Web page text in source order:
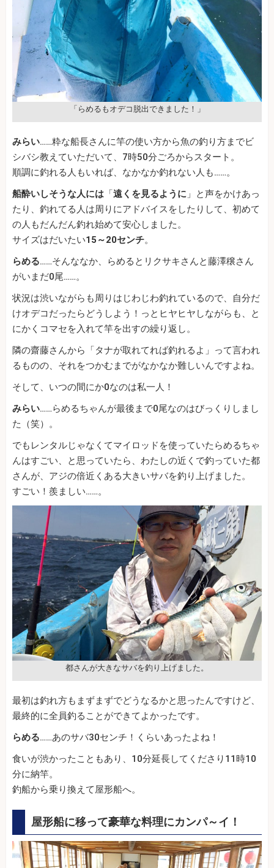
「らめるもオデコ脱出できました！」
みらい……粋な船長さんに竿の使い方から魚の釣り方までビ
シバシ教えていただいて、7時50分ごろからスタート。
順調に釣れる人もいれば、なかなか釣れない人も……。
船酔いしそうな人には 「遠くを見るように 」と声をかけあっ
たり、釣れてる人は周りにアドバイスをしたりして、初めて
の人もだんだん釣れ始めて安心しました。
サイズはだいたい15～20センチ。
らめる……そんななか、らめるとリクサキさんと藤澤穣さん
がいまだ0尾……。
状況は渋いながらも周りはじわじわ釣れているので、自分だ
けオデコだったらどうしよう！っとヒヤヒヤしながらも、と
にかくコマセを入れて竿を出すの繰り返し。
隣の齋藤さんから「タナが取れてれば釣れるよ」って言われ
るものの、それをつかむまでがなかなか難しいんですよね。
そして、いつの間にか0なのは私一人！
みらい……らめるちゃんが最後まで0尾なのはびっくりしまし
た（笑）。
でもレンタルじゃなくてマイロッドを使っていたらめるちゃ
んはすごい、と思っていたら、わたしの近くで釣っていた都
さんが、アジの倍近くある大きいサバを釣り上げました。
すごい！羨ましい……。
都さんが大きなサバを釣り上げました。
最初は釣れ方もまずまずでどうなるかと思ったんですけど、
最終的に全員釣ることができてよかったです。
らめる……あのサバ30センチ！くらいあったよね！
食いが渋かったこともあり、10分延長してくださり11時10
分に納竿。
釣船から乗り換えて屋形船へ。
屋形船に移って豪華な料理にカンパ～イ！